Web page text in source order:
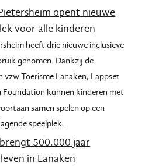
opent nieuwe
voor alle kinderen
heeft drie nieuwe inclusieve
genomen. Dankzij de
vzw Toerisme Lanaken, Lappset
Foundation kunnen kinderen met
samen spelen op een
speelplek.
500.000 jaar
in Lanaken